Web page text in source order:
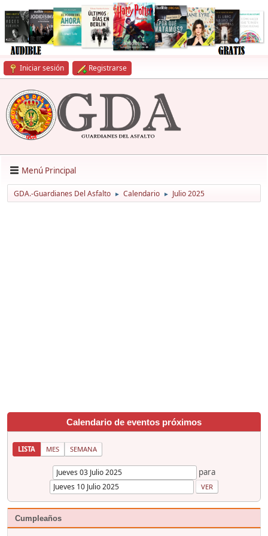
Iniciar sesión Registrarse
Menú Principal
GDA.-Guardianes Del Asfalto ► Calendario ► Julio 2025
Calendario de eventos próximos
LISTA MES SEMANA
para
Cumpleaños